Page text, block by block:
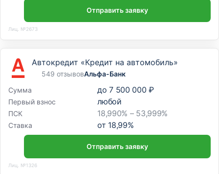
Отправить заявку
Лиц. №2673
Автокредит «Кредит на автомобиль»
549 отзывовАльфа-Банк
Сумма
до 7 500 000 ₽
Первый взнос любой
ПСК 18,990% – 53,999%
Ставка от 18,99%
Отправить заявку
Лиц. №1326